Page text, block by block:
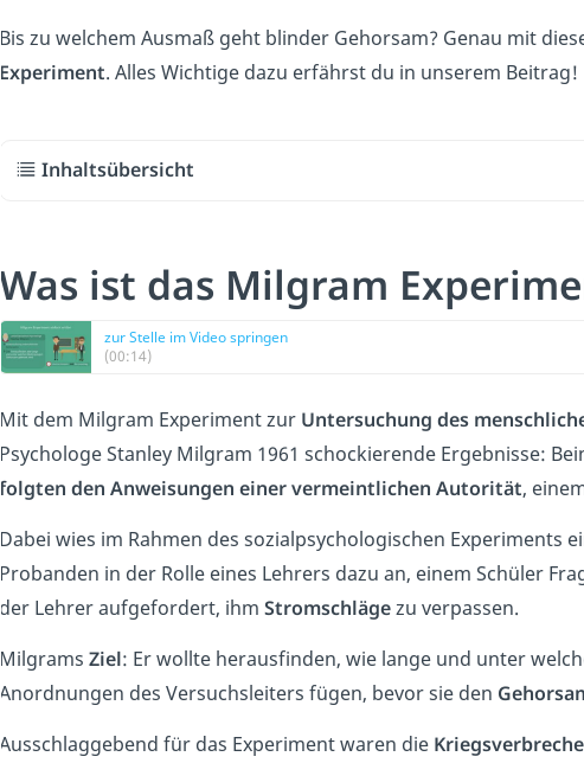
Bis zu welchem Ausmaß geht blinder Gehorsam? Genau mit
Experiment. Alles Wichtige dazu erfährst du in unserem Beitrag!
Inhaltsübersicht
Was ist das Milgram
zur Stelle im Video springen
(00:14)
Mit dem Milgram Experiment zur Untersuchung des
Psychologe Stanley Milgram 1961 schockierende Ergebnisse:
folgten den Anweisungen einer vermeintlichen Autorität,
Dabei wies im Rahmen des sozialpsychologischen Experiments
Probanden in der Rolle eines Lehrers dazu an, einem Schüler
der Lehrer aufgefordert, ihm Stromschlägezu verpassen.
Milgrams Ziel: Er wollte herausfinden, wie lange und unter
Anordnungen des Versuchsleiters fügen, bevor sie den
Ausschlaggebend für das Experiment waren die